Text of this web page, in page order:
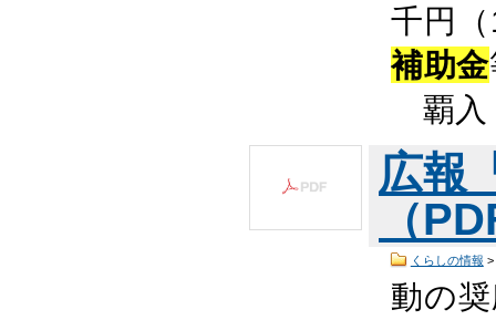
千円
補助金
覇
広報
（
くらしの情報 >
動の